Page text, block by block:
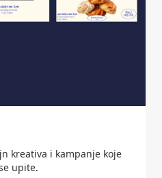
kreativa i kampanje koje
upite.